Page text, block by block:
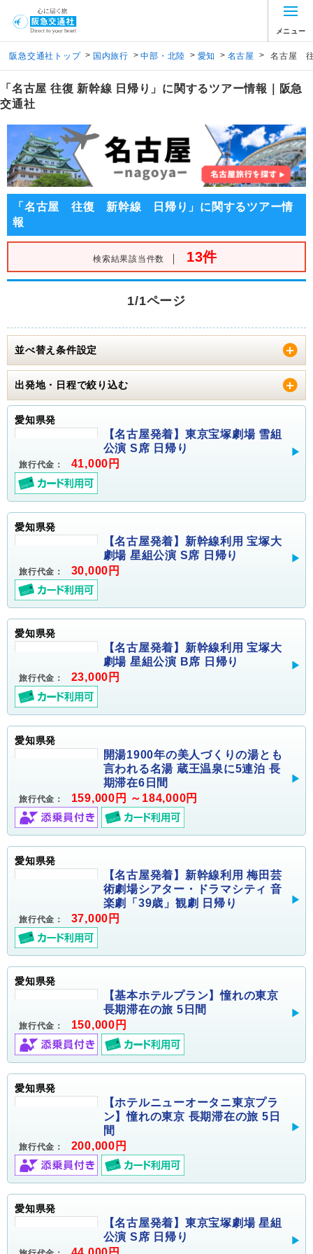
メニュー
阪急交通社トップ > 国内旅行 > 中部・北陸 > 愛知 > 名古屋 > 名古屋
「名古屋 往復 新幹線 日帰り」に関するツアー情報｜阪急
交通社
「名古屋 往復 新幹線 日帰り」に関するツアー情
報
検索結果該当件数 ｜ 13件
1/1ページ
並べ替え条件設定
出発地・日程で絞り込む
愛知県発
【名古屋発着】東京宝塚劇場 雪組
公演 S席 日帰り
旅行代金： 41,000円
愛知県発
【名古屋発着】新幹線利用 宝塚大
劇場 星組公演 S席 日帰り
旅行代金： 30,000円
愛知県発
【名古屋発着】新幹線利用 宝塚大
劇場 星組公演 B席 日帰り
旅行代金： 23,000円
愛知県発
開湯1900年の美人づくりの湯とも
言われる名湯 蔵王温泉に5連泊 長
期滞在6日間
旅行代金： 159,000円 ～184,000円
愛知県発
【名古屋発着】新幹線利用 梅田芸
術劇場シアター・ドラマシティ 音
楽劇「39歳」観劇 日帰り
旅行代金： 37,000円
愛知県発
【基本ホテルプラン】憧れの東京
長期滞在の旅 5日間
旅行代金： 150,000円
愛知県発
【ホテルニューオータニ東京プラ
ン】憧れの東京 長期滞在の旅 5日
間
旅行代金： 200,000円
愛知県発
【名古屋発着】東京宝塚劇場 星組
公演 S席 日帰り